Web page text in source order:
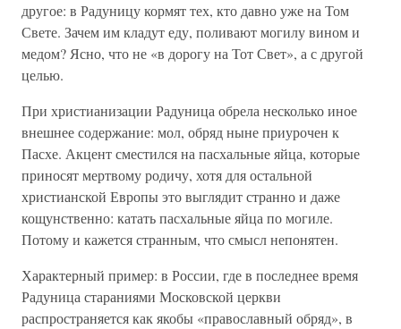
другое: в Радуницу кормят тех, кто давно уже на Том
Свете. Зачем им кладут еду, поливают могилу вином и
медом? Ясно, что не «в дорогу на Тот Свет», а с другой
целью.
При христианизации Радуница обрела несколько иное
внешнее содержание: мол, обряд ныне приурочен к
Пасхе. Акцент сместился на пасхальные яйца, которые
приносят мертвому родичу, хотя для остальной
христианской Европы это выглядит странно и даже
кощунственно: катать пасхальные яйца по могиле.
Потому и кажется странным, что смысл непонятен.
Характерный пример: в России, где в последнее время
Радуница стараниями Московской церкви
распространяется как якобы «православный обряд», в